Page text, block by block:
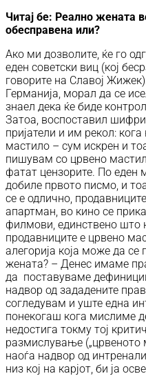
Читај бе: Реално жената
обесправена или?
Ако ми дозволите, ќе го
еден советски виц (кој
говорите на Славој
Германија, морал да се
знаел дека ќе биде
Затоа, воспоставил
пријатели и им рекол:
мастило – сум искрен и
пишувам со црвено
фатат цензорите. По еден
добиле првото писмо, и
се е одлично,
апартман, во кино се
филмови, единствено што
продавниците е црвено
алегорија која може да
жената? – Денес имаме
да поставуваме
надвор од зададените
согледувам и уште една
понекогаш кога мислиме
недостига токму тој
размислување („црвеното
наоѓа надвор од
низ кој на карјот, би ја